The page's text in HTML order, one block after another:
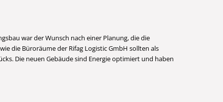
war der Wunsch nach einer Planung, die die
die Büroräume der Rifag Logistic GmbH sollten als
Die neuen Gebäude sind Energie optimiert und haben